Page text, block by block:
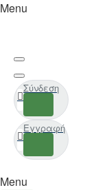
Menu
Σύνδεση
Εγγραφή
Menu